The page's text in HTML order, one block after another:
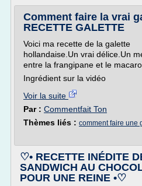
Comment faire la vrai
RECETTE GALETTE
Voici ma recette de la galette
hollandaise.Un vrai délice.Un
entre la frangipane et le
Ingrédient sur la vidéo
Voir la suite
Par : Commentfait Ton
Thèmes liés : comment faire une
♡• RECETTE INÉDITE
SANDWICH AU
POUR UNE REINE •♡